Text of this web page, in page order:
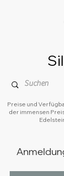
Preise und
der immensen